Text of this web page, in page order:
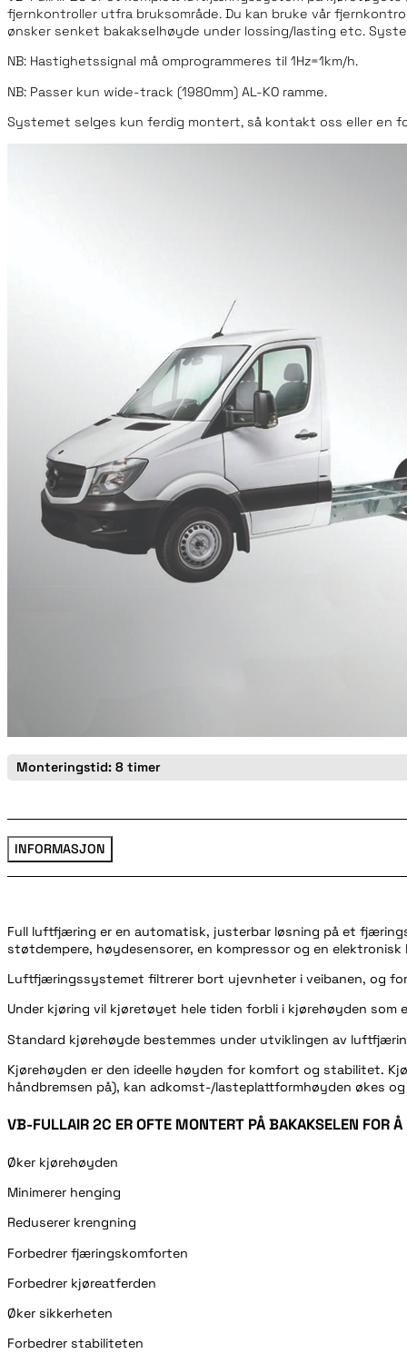
fjernkontroller utfra bruksområde. Du kan bruke vår
ønsker senket bakakselhøyde under lossing/lasting etc.
NB: Hastighetssignal må omprogrammeres til 1Hz=1km/h.
NB: Passer kun wide-track (1980mm) AL-KO ramme.
Systemet selges kun ferdig montert, så kontakt oss eller en
Monteringstid: 8 timer
INFORMASJON
Full luftfjæring er en automatisk, justerbar løsning på et
støtdempere, høydesensorer, en kompressor og en elektronisk
Luftfjæringssystemet filtrerer bort ujevnheter i veibanen, og
Under kjøring vil kjøretøyet hele tiden forbli i kjørehøyden som
Standard kjørehøyde bestemmes under utviklingen av
Kjørehøyden er den ideelle høyden for komfort og stabilitet.
håndbremsen på), kan adkomst-/lasteplattformhøyden økes
VB-FULLAIR 2C ER OFTE MONTERT PÅ BAKAKSELEN FOR
Øker kjørehøyden
Minimerer henging
Reduserer krengning
Forbedrer fjæringskomforten
Forbedrer kjøreatferden
Øker sikkerheten
Forbedrer stabiliteten